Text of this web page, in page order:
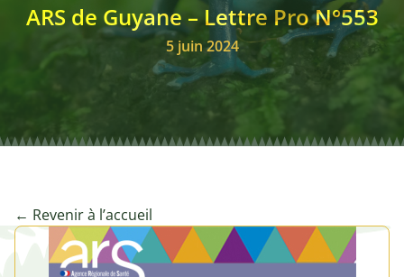
Signalements
ARS de Guyane – Lettre Pro N°553
5 juin 2024
← Revenir à l’accueil